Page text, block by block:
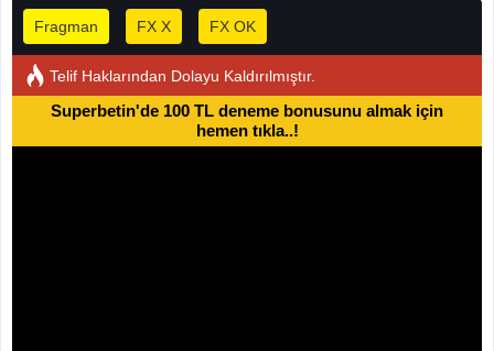
Fragman FX X FX OK
Telif Haklarından Dolayu Kaldırılmıştır.
Superbetin'de 100 TL deneme bonusunu almak için
hemen tıkla..!